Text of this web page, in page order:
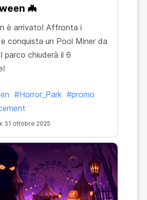
🦇
è arrivato! Affronta i
conquista un Pool Miner da
parco chiuderà il 6
#Horror_Park #promo
31 ottobre 2025